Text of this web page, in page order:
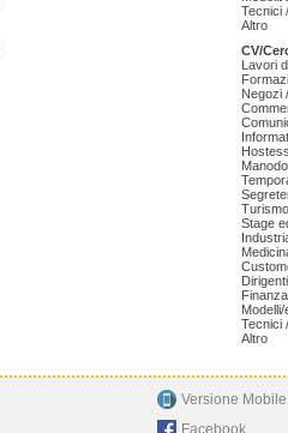
Tecnici
Altro
CV/
Lavori
Negozi
Stage
Modelli/
Tecnici
Altro
Versione Mobile
Facebook